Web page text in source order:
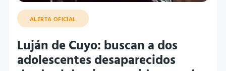
ALERTA OFICIAL
Luján de Cuyo: buscan a dos
adolescentes desaparecidos